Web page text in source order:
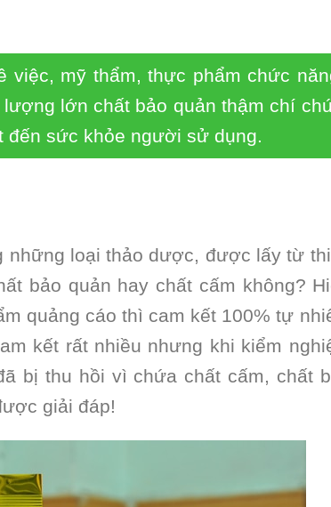
việc, mỹ thẩm, thực phẩm chức
lớn chất bảo quản thậm chí
đến sức khỏe người sử dụng.
những loại thảo dược, được lấy từ
bảo quản hay chất cấm không?
quảng cáo thì cam kết 100% tự
kết rất nhiều nhưng khi kiểm
bị thu hồi vì chứa chất cấm, chất
giải đáp!